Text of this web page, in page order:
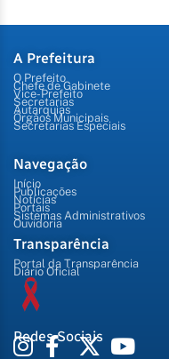
A Prefeitura
O Prefeito
Chefe de Gabinete
Vice-Prefeito
Secretarias
Autarquias
Órgãos Municipais
Secretarias Especiais
Navegação
Início
Publicações
Notícias
Portais
Sistemas Administrativos
Ouvidoria
Transparência
Portal da Transparência
Diário Oficial
Redes Sociais